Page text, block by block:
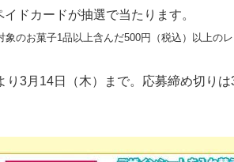
ドカードが抽選で当たります。
のお菓子1品以上含んだ500円（税込）以上の
り3月14日（木）まで。応募締め切り